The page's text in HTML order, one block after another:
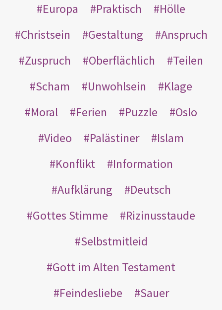
Europa
Praktisch
Hölle
Christsein
Gestaltung
Anspruch
Zuspruch
Oberflächlich
Teilen
Scham
Unwohlsein
Klage
Moral
Ferien Puzzle
Oslo
Video
Palästiner
Islam
Konflikt
Information
Aufklärung
Deutsch
Gottes Stimme
Rizinusstaude
Selbstmitleid
Gott im Alten Testament
Feindesliebe
Sauer